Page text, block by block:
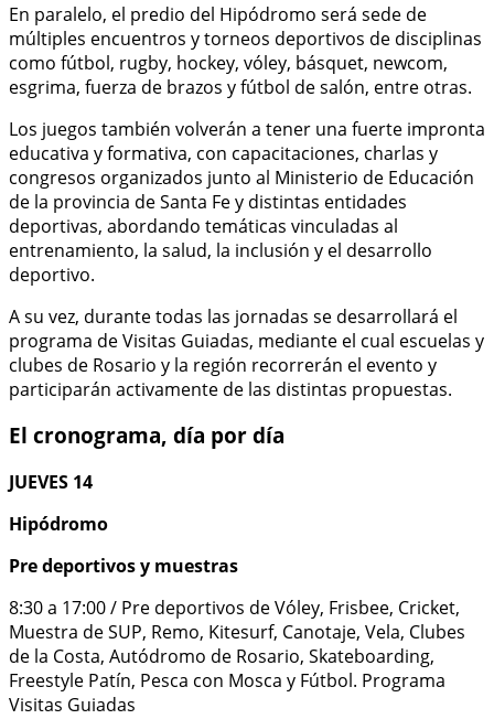
En paralelo, el predio del Hipódromo será sede de
múltiples encuentros y torneos deportivos de disciplinas
como fútbol, rugby, hockey, vóley, básquet, newcom,
esgrima, fuerza de brazos y fútbol de salón, entre otras.
Los juegos también volverán a tener una fuerte impronta
educativa y formativa, con capacitaciones, charlas y
congresos organizados junto al Ministerio de Educación
de la provincia de Santa Fe y distintas entidades
deportivas, abordando temáticas vinculadas al
entrenamiento, la salud, la inclusión y el desarrollo
deportivo.
A su vez, durante todas las jornadas se desarrollará el
programa de Visitas Guiadas, mediante el cual escuelas y
clubes de Rosario y la región recorrerán el evento y
participarán activamente de las distintas propuestas.
El cronograma, día por día
JUEVES 14
Hipódromo
Pre deportivos y muestras
8:30 a 17:00 / Pre deportivos de Vóley, Frisbee, Cricket,
Muestra de SUP, Remo, Kitesurf, Canotaje, Vela, Clubes
de la Costa, Autódromo de Rosario, Skateboarding,
Freestyle Patín, Pesca con Mosca y Fútbol. Programa
Visitas Guiadas